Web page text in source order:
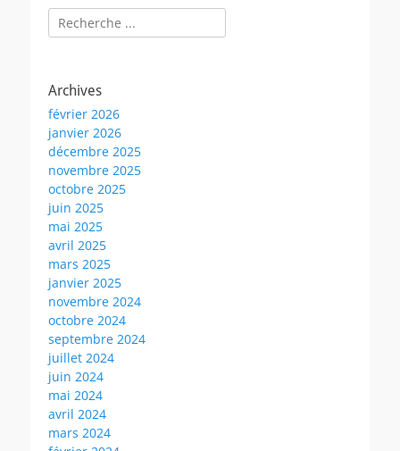
Rechercher :
Archives
février 2026
janvier 2026
décembre 2025
novembre 2025
octobre 2025
juin 2025
mai 2025
avril 2025
mars 2025
janvier 2025
novembre 2024
octobre 2024
septembre 2024
juillet 2024
juin 2024
mai 2024
avril 2024
mars 2024